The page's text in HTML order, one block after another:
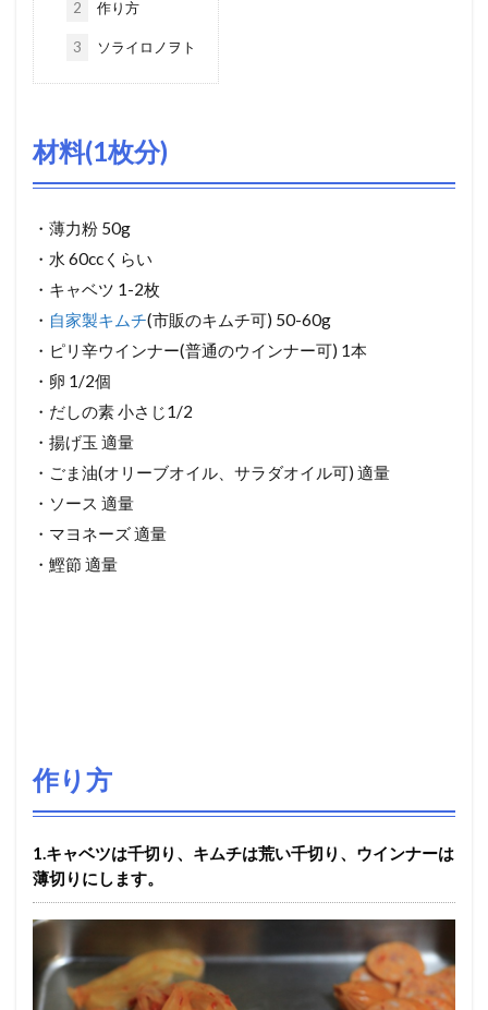
2 作り方
3 ソライロノヲト
材料(1枚分)
・薄力粉 50g
・水 60ccくらい
・キャベツ 1-2枚
・ 自家製キムチ(市販のキムチ可) 50-60g
・ピリ辛ウインナー(普通のウインナー可) 1本
・卵 1/2個
・だしの素 小さじ1/2
・揚げ玉 適量
・ごま油(オリーブオイル、サラダオイル可) 適量
・ソース 適量
・マヨネーズ 適量
・鰹節 適量
作り方
1.キャベツは千切り、キムチは荒い千切り、ウインナーは
薄切りにします。